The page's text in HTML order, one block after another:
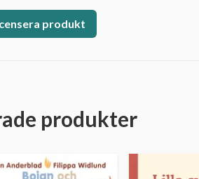
produkt
produkter